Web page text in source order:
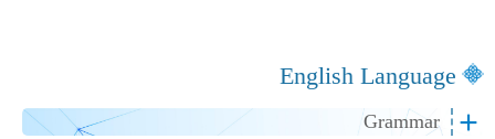
English Language
Grammar